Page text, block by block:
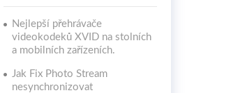
Nejlepší přehrávače
videokodeků XVID na stolních
a mobilních zařízeních.
Jak Fix Photo Stream
nesynchronizovat